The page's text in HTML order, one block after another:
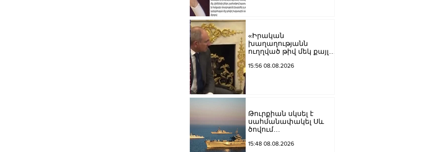
«Իրական
խաղաղությանն
ուղղված թիվ մեկ քայլը
գերիների ազատ
15:56 08.08.2026
Թուրքիան սկսել է
սահմանափակել Սև
ծովում
15:48 08.08.2026